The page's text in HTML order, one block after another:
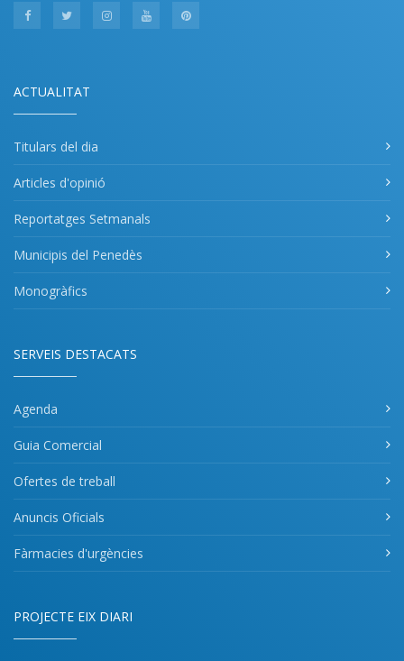
ACTUALITAT
Titulars del dia
Articles d'opinió
Reportatges Setmanals
Municipis del Penedès
Monogràfics
SERVEIS DESTACATS
Agenda
Guia Comercial
Ofertes de treball
Anuncis Oficials
Fàrmacies d'urgències
PROJECTE EIX DIARI